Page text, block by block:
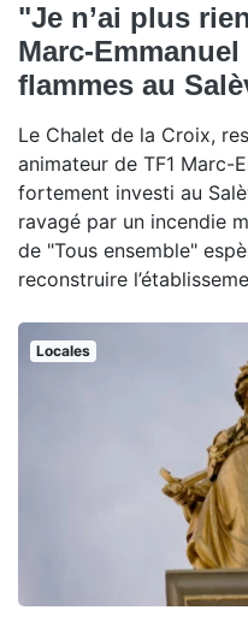
"Je n’ai plus
Marc-
flammes au
Le Chalet de la Croix,
animateur de TF1 Marc-
fortement investi au
ravagé par un incendie
de "Tous ensemble"
reconstruire
Locales